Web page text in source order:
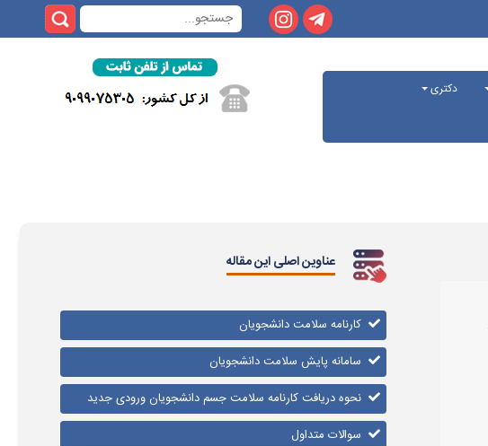
دکتری
عناوین اصلی این مقاله
کارنامه سلامت دانشجویان
سامانه پایش سلامت دانشجویان
نحوه دریافت کارنامه سلامت جسم دانشجویان ورودی جدید
سوالات متداول